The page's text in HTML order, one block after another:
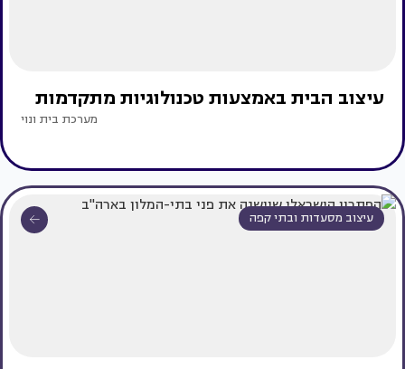
עיצוב הבית באמצעות טכנולוגיות מתקדמות
מערכת בית ונוי
עיצוב מסעדות ובתי קפה